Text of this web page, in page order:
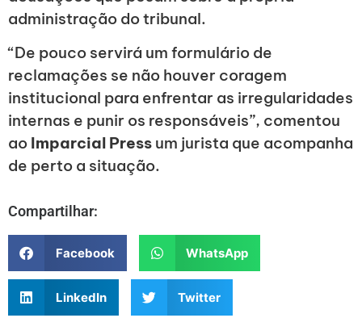
administração do tribunal.
“De pouco servirá um formulário de
reclamações se não houver coragem
institucional para enfrentar as irregularidades
internas e punir os responsáveis”, comentou
ao Imparcial Press um jurista que acompanha
de perto a situação.
Compartilhar:
Facebook WhatsApp
LinkedIn Twitter